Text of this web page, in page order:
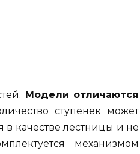
Модели отличаются
ступенек может
в качестве лестницы и не
механизмом